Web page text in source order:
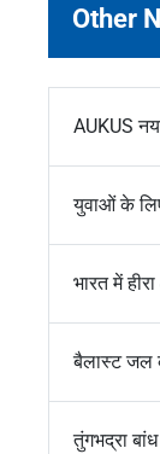
Other
AUKUS
युवाओं के
भारत में हीरा
बैलास्ट जल
तुंगभद्रा